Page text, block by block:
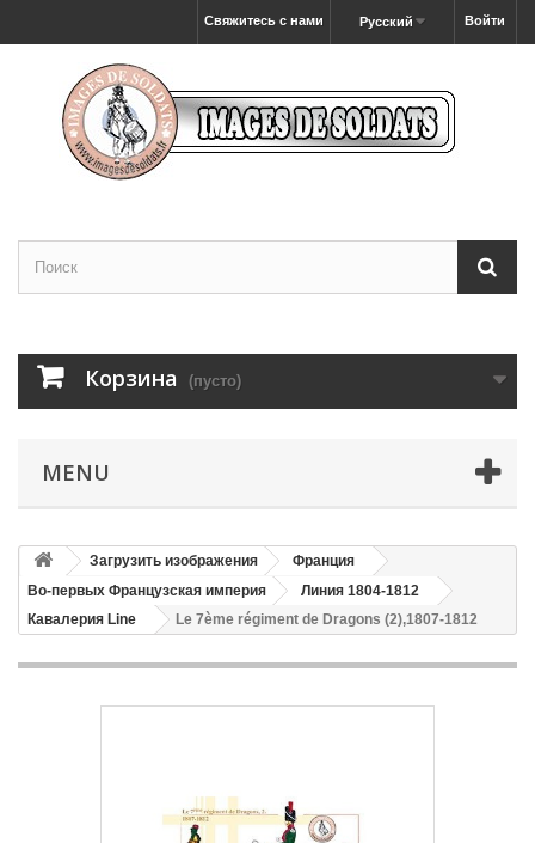
Войти
Русский
Свяжитесь с нами
Корзина (пусто)
MENU
Загрузить изображения
Франция
Во-первых Французская империя
Линия 1804-1812
Кавалерия Line
Le 7ème régiment de Dragons (2),1807-1812